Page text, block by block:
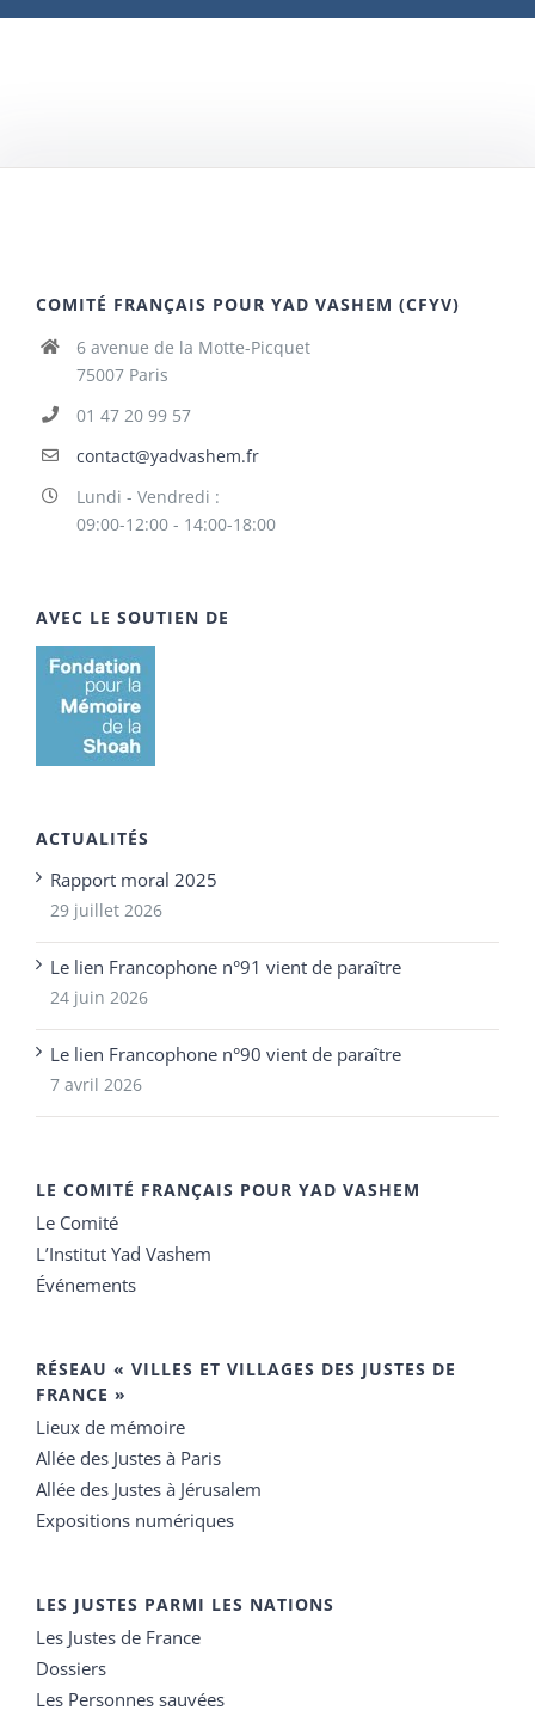
COMITÉ FRANÇAIS POUR YAD VASHEM (CFYV)
6 avenue de la Motte-Picquet
75007 Paris
01 47 20 99 57
contact@yadvashem.fr
Lundi - Vendredi :
09:00-12:00 - 14:00-18:00
AVEC LE SOUTIEN DE
ACTUALITÉS
Rapport moral 2025
29 juillet 2026
Le lien Francophone n°91 vient de paraître
24 juin 2026
Le lien Francophone n°90 vient de paraître
7 avril 2026
LE COMITÉ FRANÇAIS POUR YAD VASHEM
Le Comité
L’Institut Yad Vashem
Événements
RÉSEAU « VILLES ET VILLAGES DES JUSTES DE
FRANCE »
Lieux de mémoire
Allée des Justes à Paris
Allée des Justes à Jérusalem
Expositions numériques
LES JUSTES PARMI LES NATIONS
Les Justes de France
Dossiers
Les Personnes sauvées